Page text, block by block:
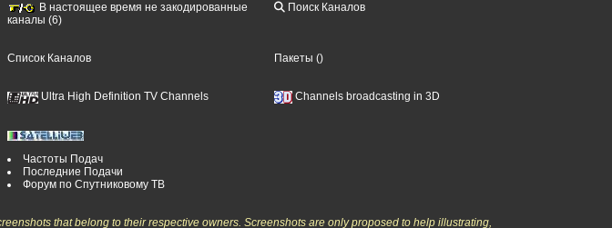
В настоящее время не закодированные
каналы (6)
Поиск Каналов
Список Каналов Пакеты ()
Ultra High Definition TV Channels Channels broadcasting in 3D
Частоты Подач
Последние Подачи
Форум по Спутниковому ТВ
that belong to their respective owners. Screenshots are only proposed to help illustrating,